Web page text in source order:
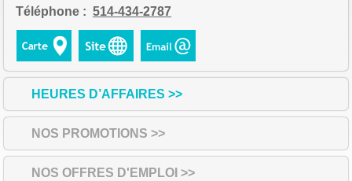
Téléphone : 514-434-2787
HEURES D’AFFAIRES >>
NOS PROMOTIONS >>
NOS OFFRES D'EMPLOI >>